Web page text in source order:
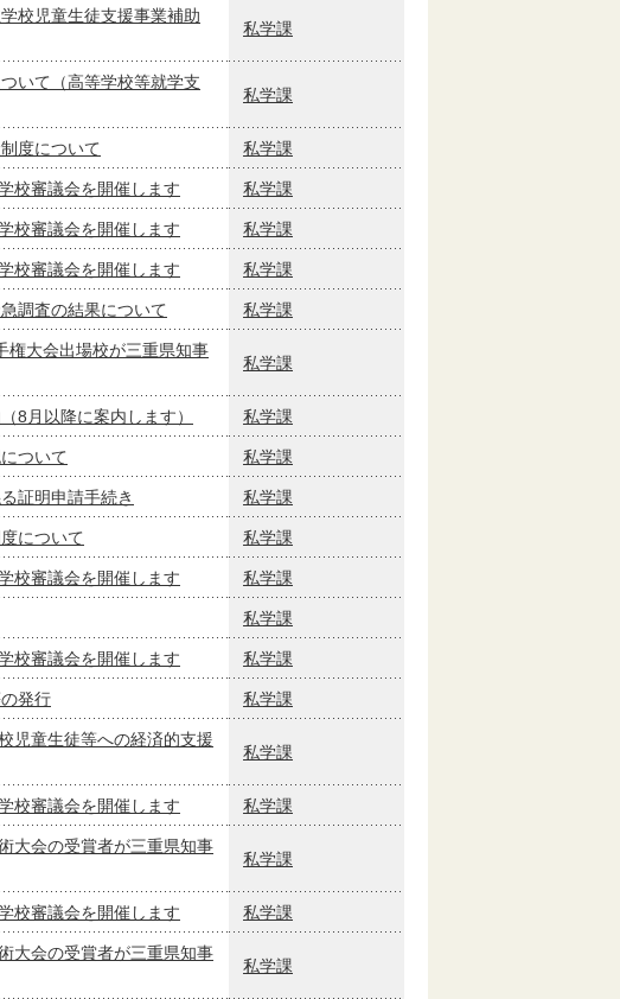
校児童生徒支援事業補助
私学課
いて（高等学校等就学支
私学課
度について 私学課
校審議会を開催します 私学課
校審議会を開催します 私学課
校審議会を開催します 私学課
調査の結果について 私学課
権大会出場校が三重県知事
私学課
8月以降に案内します） 私学課
ついて 私学課
証明申請手続き 私学課
について 私学課
校審議会を開催します 私学課
私学課
校審議会を開催します 私学課
発行 私学課
児童生徒等への経済的支援
私学課
校審議会を開催します 私学課
大会の受賞者が三重県知事
私学課
校審議会を開催します 私学課
大会の受賞者が三重県知事
私学課